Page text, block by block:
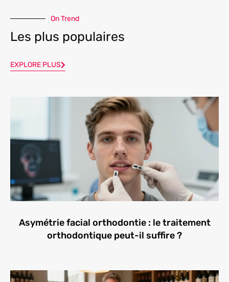
On Trend
Les plus populaires
EXPLORE PLUS
Asymétrie facial orthodontie : le traitement
orthodontique peut-il suffire ?